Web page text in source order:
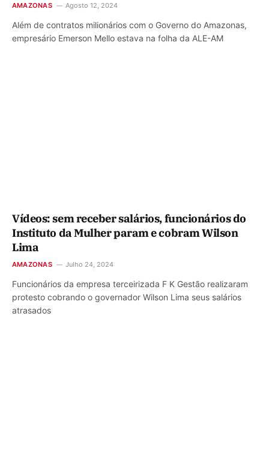
AMAZONAS Agosto 12, 2024
Além de contratos milionários com o Governo do Amazonas,
empresário Emerson Mello estava na folha da ALE-AM
Vídeos: sem receber salários, funcionários do
Instituto da Mulher param e cobram Wilson
Lima
AMAZONAS Julho 24, 2024
Funcionários da empresa terceirizada F K Gestão realizaram
protesto cobrando o governador Wilson Lima seus salários
atrasados